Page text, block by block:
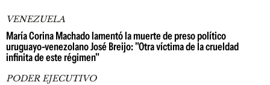
VENEZUELA
María Corina Machado lamentó la muerte de preso político
uruguayo-venezolano José Breijo: "Otra víctima de la crueldad
infinita de este régimen"
PODER EJECUTIVO